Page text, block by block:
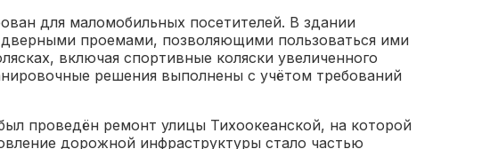
для маломобильных посетителей. В здании
проемами, позволяющими пользоваться ими
включая спортивные коляски увеличенного
решения выполнены с учётом требований
проведён ремонт улицы Тихоокеанской, на которой
дорожной инфраструктуры стало частью